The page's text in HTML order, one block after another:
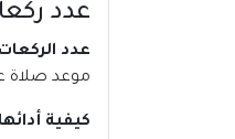
عدد
عدد
موعد صلاة عيد الفطر 2022
كيفية